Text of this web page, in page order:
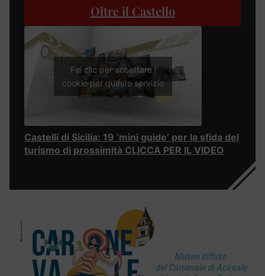
Oltre il Castello
Fai clic per accettare i
cookie per questo servizio
Castelli di Sicilia: 19 ‘mini guide’ per la sfida del
turismo di prossimità CLICCA PER IL VIDEO